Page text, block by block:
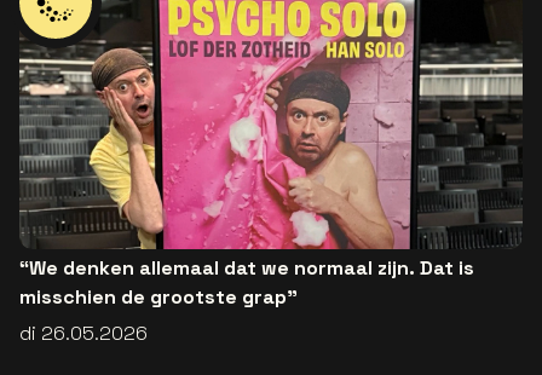
“We denken allemaal dat we normaal zijn. Dat is
misschien de grootste grap”
di 26.05.2026